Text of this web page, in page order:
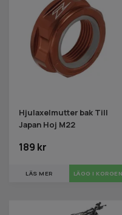
Hjulaxelmutter bak Till
Japan Hoj M22
189 kr
LÄS MER